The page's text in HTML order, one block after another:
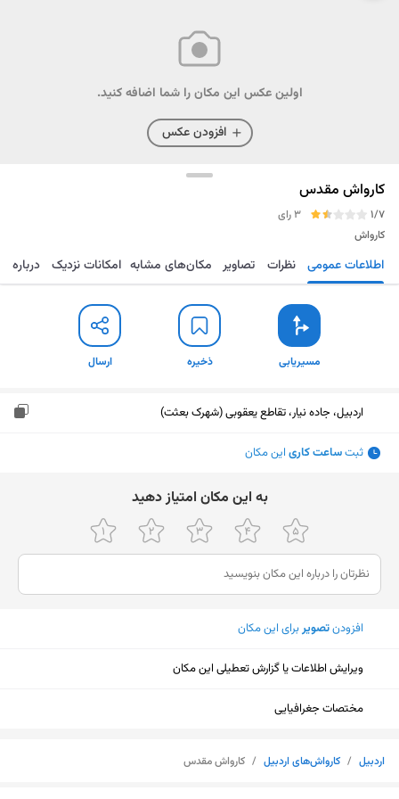
اولین عکس این مکان را شما اضافه کنید.
افزودن عکس
کارواش مقدس
1/7
3 رای
کارواش
مسیریابی ذخیره ارسال اطلاعات عمومی نظرات تصاویر مکان‌های مشابه امکانات نزدیک درباره
مسیریابی ذخیره ارسال
اردبیل، جاده نیار، تقاطع یعقوبی (شهرک بعثت)
ثبتساعت کاری این مکان
ﺑﻪ اﯾﻦ ﻣﮑﺎن اﻣﺘﯿﺎز دﻫﯿﺪ
افزودنتصویربرای این مکان
ویرایش اطلاعات یا گزارش تعطیلی این مکان
مختصات جغرافیایی
اردبیل / کارواش‌های اردبیل / کارواش مقدس